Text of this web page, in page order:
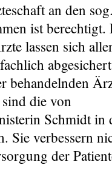
an den
ist
lassen sich
behandelnden
die von
Schmidt in
Sie verbessern
der